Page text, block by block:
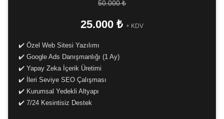
50.000 ₺
25.000 ₺ + KDV
✔️ Özel Web Sitesi Yazılımı
✔️ Google Ads Danışmanlığı (1 Ay)
✔️ Yapay Zeka İçerik Üretimi
✔️ İleri Seviye SEO Çalışması
✔️ Kurumsal Yedekli Altyapı
✔️ 7/24 Kesintisiz Destek